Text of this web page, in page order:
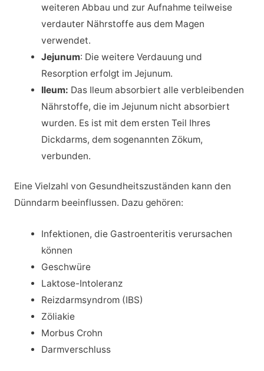
weiteren Abbau und zur Aufnahme teilweise
verdauter Nährstoffe aus dem Magen
verwendet.
Jejunum: Die weitere Verdauung und
Resorption erfolgt im Jejunum.
Ileum: Das Ileum absorbiert alle verbleibenden
Nährstoffe, die im Jejunum nicht absorbiert
wurden. Es ist mit dem ersten Teil Ihres
Dickdarms, dem sogenannten Zökum,
verbunden.
Eine Vielzahl von Gesundheitszuständen kann den
Dünndarm beeinflussen. Dazu gehören:
Infektionen, die Gastroenteritis verursachen
können
Geschwüre
Laktose-Intoleranz
Reizdarmsyndrom (IBS)
Zöliakie
Morbus Crohn
Darmverschluss